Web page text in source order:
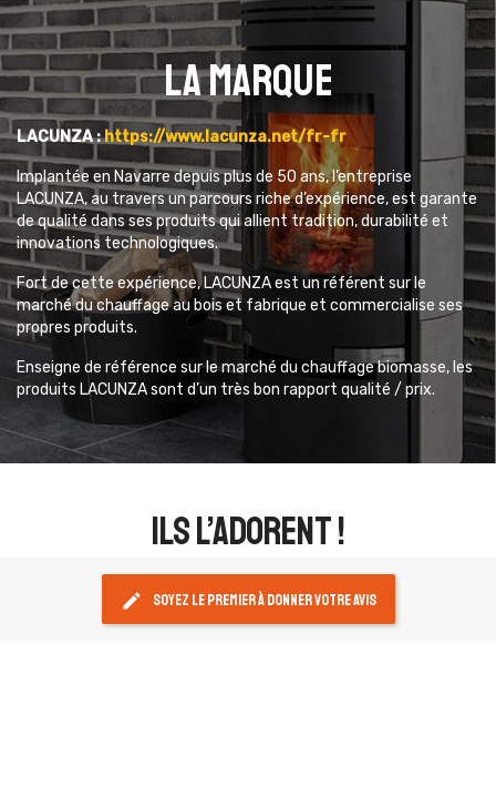
La marque
LACUNZA :https://www.lacunza.net/fr-fr
Implantée en Navarre depuis plus de 50 ans, l’entreprise
LACUNZA, au travers un parcours riche d’expérience, est garante
de qualité dans ses produits qui allient tradition, durabilité et
innovations technologiques.
Fort de cette expérience, LACUNZA est un référent sur le
marché du chauffage au bois et fabrique et commercialise ses
propres produits.
Enseigne de référence sur le marché du chauffage biomasse, les
produits LACUNZA sont d’un très bon rapport qualité / prix.
ils l’adorent !
edit Soyez le premier à donner votre avis